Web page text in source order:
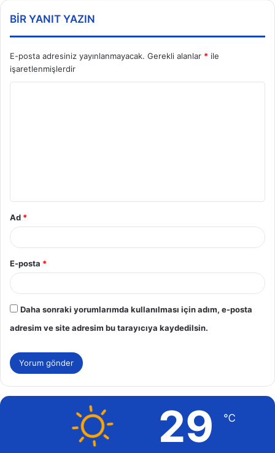
BIR YANIT YAZIN
E-posta adresiniz yayınlanmayacak. Gerekli alanlar * ile
işaretlenmişlerdir
Ad *
E-posta *
Daha sonraki yorumlarımda kullanılması için adım, e-posta
adresim ve site adresim bu tarayıcıya kaydedilsin.
29 ℃